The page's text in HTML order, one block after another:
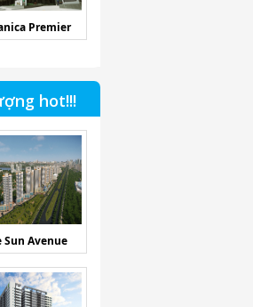
Premier
hot!!!
Sun Avenue